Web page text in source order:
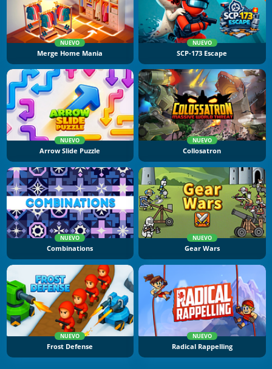
NUEVO
Merge Home Mania
NUEVO
SCP-173 Escape
NUEVO
Arrow Slide Puzzle
NUEVO
Collosatron
NUEVO
Combinations
NUEVO
Gear Wars
NUEVO
Frost Defense
NUEVO
Radical Rappelling